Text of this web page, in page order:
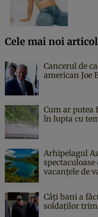
Cele mai noi
Cancerul de
american Joe
Cum ar putea
în lupta cu
Arhipelagul
vacanțele de
Câți bani a
soldaților